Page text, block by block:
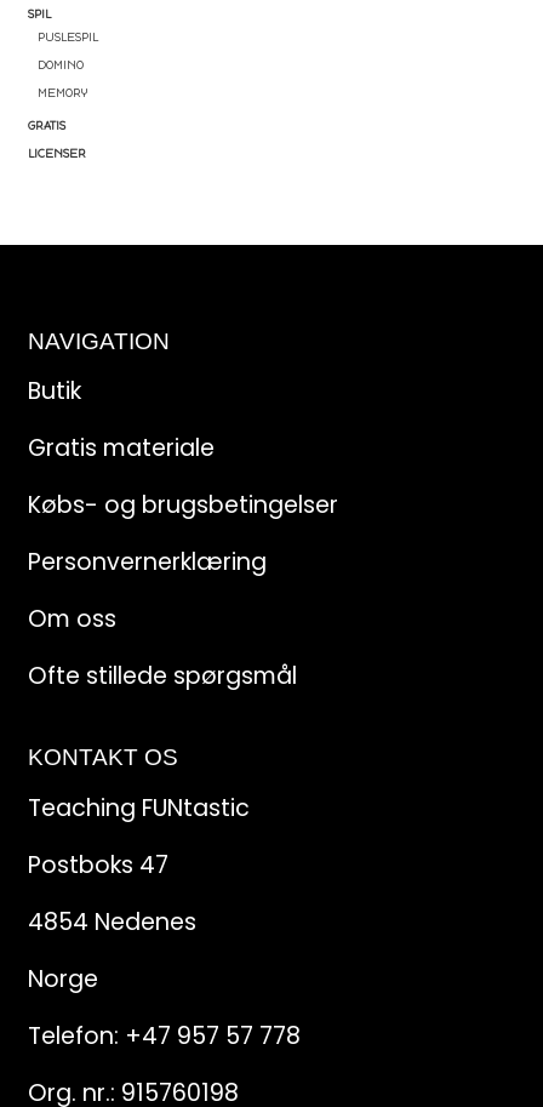
SPIL
PUSLESPIL
DOMINO
MEMORY
GRATIS
LICENSER
NAVIGATION
Butik
Gratis materiale
Købs- og brugsbetingelser
Personvernerklæring
Om oss
Ofte stillede spørgsmål
KONTAKT OS
Teaching FUNtastic
Postboks 47
4854 Nedenes
Norge
Telefon: +47 957 57 778
Org. nr.: 915760198